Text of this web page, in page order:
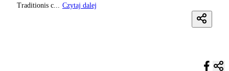
Traditionis c...
Czytaj dalej